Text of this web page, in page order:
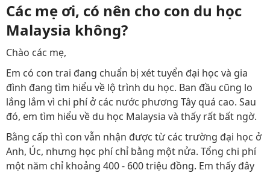
Các mẹ ơi, có nên cho con du học
Malaysia không?
Chào các mẹ,
Em có con trai đang chuẩn bị xét tuyển đại học và gia
đình đang tìm hiểu về lộ trình du học. Ban đầu cũng lo
lắng lắm vì chi phí ở các nước phương Tây quá cao. Sau
đó, em tìm hiểu về du học Malaysia và thấy rất bất ngờ.
Bằng cấp thì con vẫn nhận được từ các trường đại học ở
Anh, Úc, nhưng học phí chỉ bằng một nửa. Tổng chi phí
một năm chỉ khoảng 400 - 600 triệu đồng. Em thấy đây